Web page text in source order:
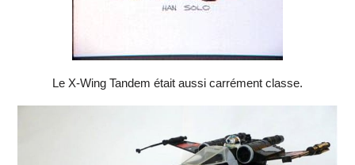
Le X-Wing Tandem était aussi carrément classe.